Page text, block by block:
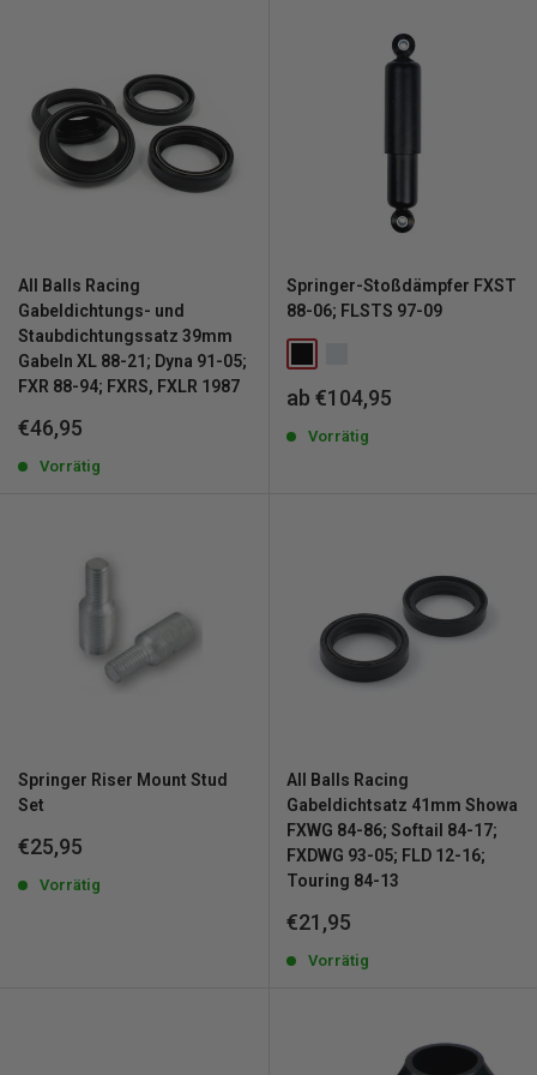
All Balls Racing
Gabeldichtungs- und
Staubdichtungssatz 39mm
Gabeln XL 88-21; Dyna 91-05;
FXR 88-94; FXRS, FXLR 1987
Sonderpreis
€46,95
Vorrätig
Springer-Stoßdämpfer FXST
88-06; FLSTS 97-09
Sonderpreis
ab €104,95
Vorrätig
Springer Riser Mount Stud
Set
Sonderpreis
€25,95
Vorrätig
All Balls Racing
Gabeldichtsatz 41mm Showa
FXWG 84-86; Softail 84-17;
FXDWG 93-05; FLD 12-16;
Touring 84-13
Sonderpreis
€21,95
Vorrätig